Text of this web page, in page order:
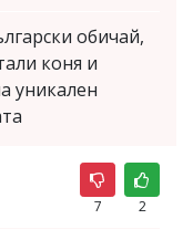
обичай,
коня и
уникален
7 2